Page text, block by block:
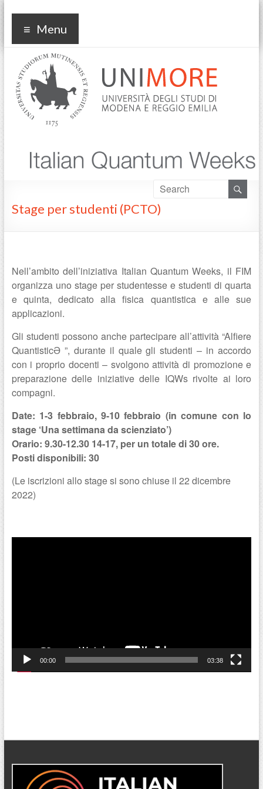
Italian Quantum Week
Menu
Stage per studenti (PCTO)
Nell’ambito dell’iniziativa Italian Quantum Weeks, il FIM
organizza uno stage per studentesse e studenti di quarta
e quinta, dedicato alla fisica quantistica e alle sue
applicazioni.
Gli studenti possono anche partecipare all’attività “Alfiere
QuantisticƏ ”, durante il quale gli studenti – in accordo
con i proprio docenti – svolgono attività di promozione e
preparazione delle iniziative delle IQWs rivolte ai loro
compagni.
Date: 1-3 febbraio, 9-10 febbraio (in comune con lo
stage ‘Una settimana da scienziato’)
Orario: 9.30-12.30 14-17, per un totale di 30 ore.
Posti disponibili: 30
(Le iscrizioni allo stage si sono chiuse il 22 dicembre
2022)
00:00 03:38